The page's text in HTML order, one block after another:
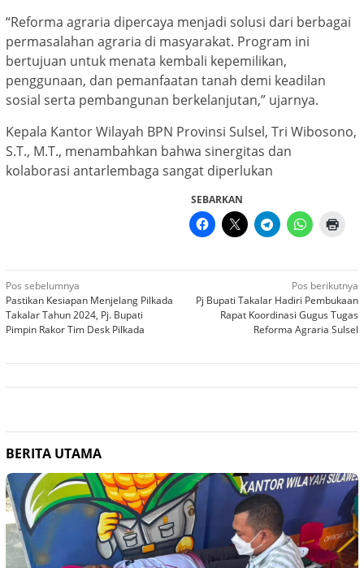
“Reforma agraria dipercaya menjadi solusi dari berbagai
permasalahan agraria di masyarakat. Program ini
bertujuan untuk menata kembali kepemilikan,
penggunaan, dan pemanfaatan tanah demi keadilan
sosial serta pembangunan berkelanjutan,” ujarnya.
Kepala Kantor Wilayah BPN Provinsi Sulsel, Tri Wibosono,
S.T., M.T., menambahkan bahwa sinergitas dan
kolaborasi antarlembaga sangat diperlukan
SEBARKAN
Navigasi
pos
Pos sebelumnya
Pastikan Kesiapan Menjelang Pilkada
Takalar Tahun 2024, Pj. Bupati
Pimpin Rakor Tim Desk Pilkada
Pos berikutnya
Pj Bupati Takalar Hadiri Pembukaan
Rapat Koordinasi Gugus Tugas
Reforma Agraria Sulsel
BERITA UTAMA